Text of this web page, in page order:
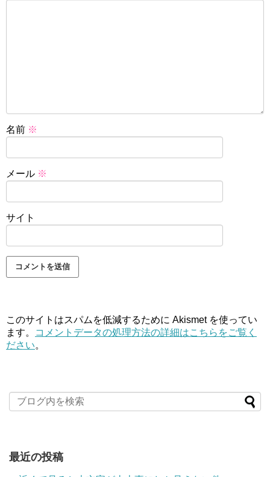
名前 ※
メール ※
サイト
このサイトはスパムを低減するために Akismet を使ってい
ます。
コメントデータの処理方法の詳細はこちらをご覧く
ださい。
最近の投稿